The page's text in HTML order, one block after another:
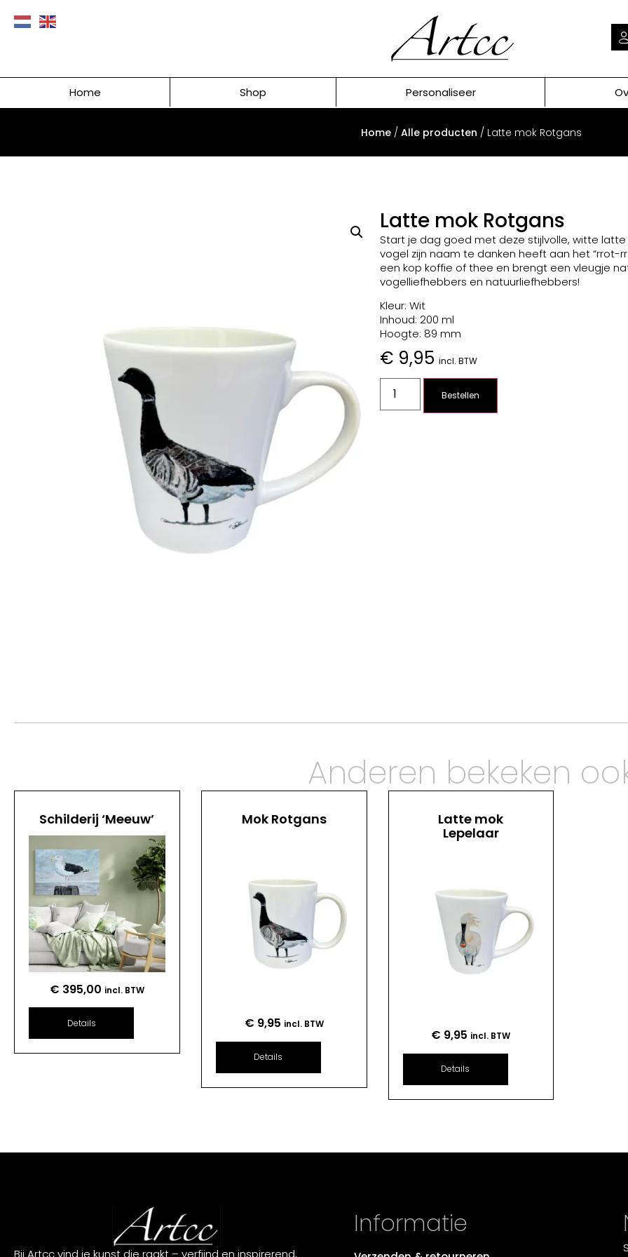
Home Shop Personaliseer
Home/ Alle producten / Latte mok Rotgans
Latte mok Rotgans
Start je dag goed met deze stijlvolle, witte
vogel zijn naam te danken heeft aan het “rrot-
een kop koffie of thee en brengt een vleugje
vogelliefhebbers en natuurliefhebbers!
Kleur: Wit
Inhoud: 200 ml
Hoogte: 89 mm
€ 9,95 incl. BTW
Bestellen
Anderen bekeken
Schilderij ‘Meeuw’
€ 395,00 incl. BTW
Details
Mok Rotgans
€ 9,95 incl. BTW
Details
Latte mok
Lepelaar
€ 9,95 incl. BTW
Details
Bij Artcc vind je kunst die raakt – verfijnd en inspirerend,
Informatie